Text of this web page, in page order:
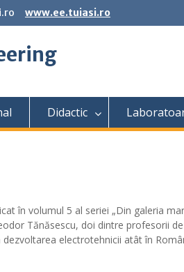
www.ee.tuiasi.ro
Didactic
în volumul 5 al seriei „Din galeria
Tănăsescu, doi dintre profesorii
electrotehnicii atât în